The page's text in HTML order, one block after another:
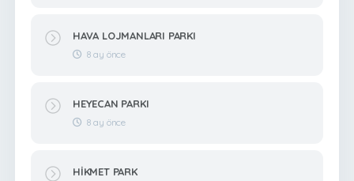
HAVA LOJMANLARI PARKI
8 ay önce
HEYECAN PARKI
8 ay önce
HİKMET PARK